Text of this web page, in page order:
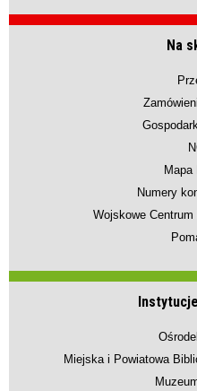
Na
Mapa
Numery
Wojskowe
Miejska i Powiatowa